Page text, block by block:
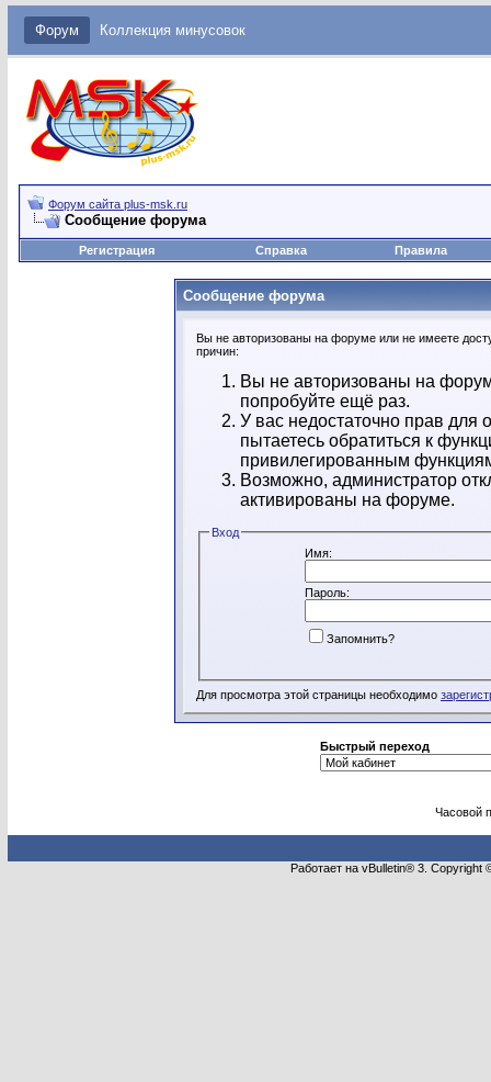
Форум Коллекция минусовок
Форум сайта plus-msk.ru
Сообщение форума
Регистрация Справка Правила
Сообщение форума
Вы не авторизованы на форуме или не имеете
причин:
Вы не авторизованы на
попробуйте ещё раз.
У вас недостаточно прав
пытаетесь обратиться к
привилегированным
Возможно, администратор
активированы на форуме.
Вход
Имя:
Пароль:
Запомнить?
Для просмотра этой страницы необходимо
Быстрый переход
Часовой
Работает на vBulletin® 3.